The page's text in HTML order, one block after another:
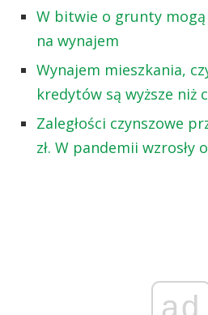
W bitwie o grunty
na wynajem
Wynajem mieszkania,
kredytów są wyższe niż
Zaległości czynszowe
zł. W pandemii wzrosły
ad